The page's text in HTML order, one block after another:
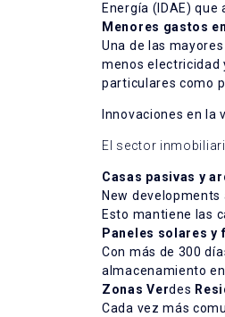
Energía (IDAE)
Menores gastos
Una de las
menos electricidad
particulares como
Innovaciones en la
El sector
Casas pasivas y
New
Esto mantiene las
Paneles solares y
Con más de 300
almacenamiento
Zonas Verdes
Cada vez más